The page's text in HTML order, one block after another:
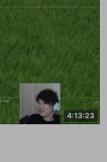
4:13:23